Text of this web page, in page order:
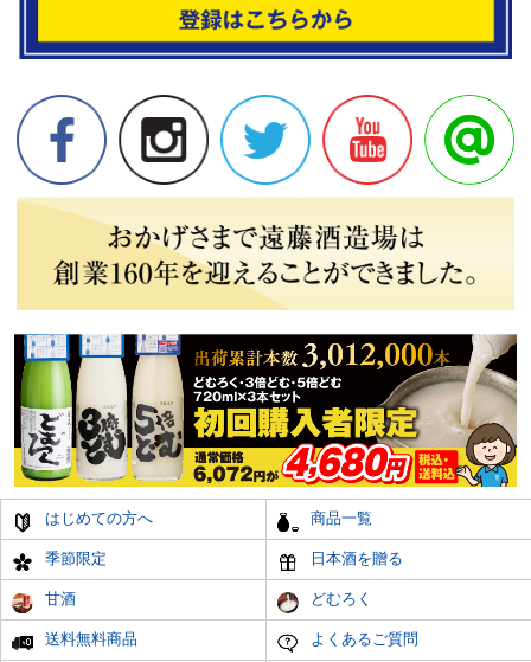
はじめての方へ 商品一覧
季節限定 日本酒を贈る
甘酒 どむろく
送料無料商品 よくあるご質問